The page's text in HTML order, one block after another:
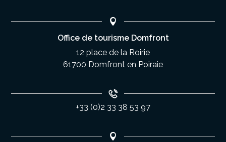
Office de tourisme Domfront
12 place de la Roirie
61700 Domfront en Poiraie
+33 (0)2 33 38 53 97